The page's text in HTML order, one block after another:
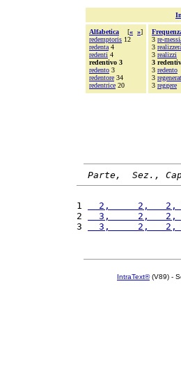
Alfabetica [« »]
redemptoris 12
redenta 4
redenti 4
redentivo 3
redento 3
redentore 34
redentrice 20
3 re-
3
3 realizzi
3
3 redento
3
3 reggere
Parte,  Sez.,
1
2,     2,   2,
2
3,     2,   2,
3
3,     2,   2,
IntraText®(V89) -